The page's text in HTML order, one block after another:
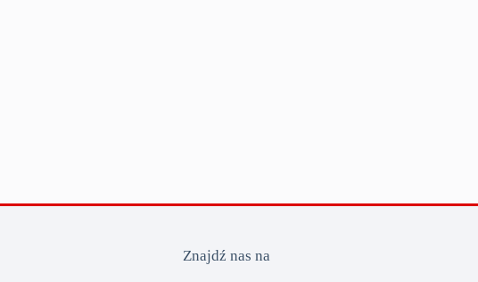
Znajdź nas na